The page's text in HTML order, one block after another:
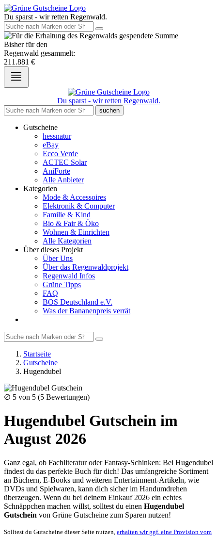
Du sparst - wir retten Regenwald.
Bisher für den
Regenwald gesammelt:
211.881 €
Du sparst - wir retten Regenwald.
suchen
Gutscheine
hessnatur
eBay
Ecco Verde
ACTEC Solar
AniForte
Alle Anbieter
Kategorien
Mode & Accessoires
Elektronik & Computer
Familie & Kind
Bio & Fair & Öko
Wohnen & Einrichten
Alle Kategorien
Über dieses Projekt
Über Uns
Über das Regenwaldprojekt
Regenwald Infos
Grüne Tipps
FAQ
BOS Deutschland e.V.
Was der Bananenpreis verrät
Startseite
Gutscheine
Hugendubel
∅ 5 von 5 (5 Bewertungen)
Hugendubel Gutschein im
August 2026
Ganz egal, ob Fachliteratur oder Fantasy-Schinken: Bei Hugendubel
findest du das perfekte Buch für dich! Das umfangreiche Sortiment
an Büchern, E-Books und weiteren Entertainment-Artikeln, wie
DVDs und Spielwaren, kann dich sicher im Handumdrehen
überzeugen. Wenn du bei deinem Einkauf 2026 ein echtes
Schnäppchen machen willst, solltest du einen Hugendubel
Gutschein von Grüne Gutscheine zum Sparen nutzen!
Solltest du Gutscheine dieser Seite nutzen, erhalten wir ggf. eine Provision vom